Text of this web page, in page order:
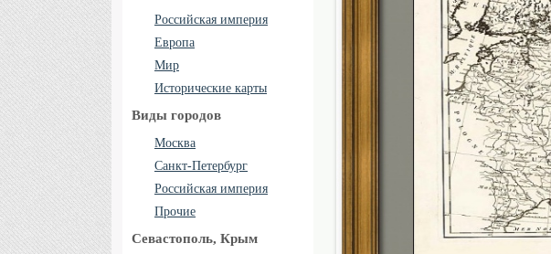
Российская империя
Европа
Мир
Исторические карты
Виды городов
Москва
Санкт-Петербург
Российская империя
Прочие
Севастополь, Крым